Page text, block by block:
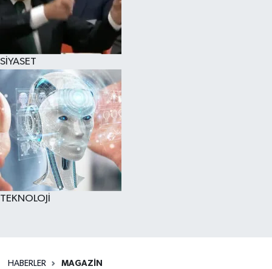
SİYASET
TEKNOLOJİ
HABERLER MAGAZİN